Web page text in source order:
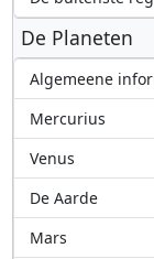
De Planeten
Algemeene
Mercurius
Venus
De Aarde
Mars